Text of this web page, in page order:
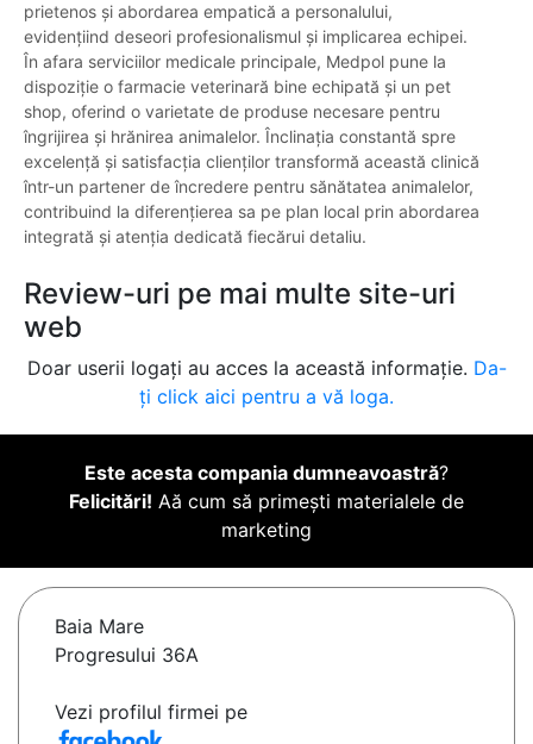
prietenos și abordarea empatică a personalului,
evidențiind deseori profesionalismul și implicarea echipei.
În afara serviciilor medicale principale, Medpol pune la
dispoziție o farmacie veterinară bine echipată și un pet
shop, oferind o varietate de produse necesare pentru
îngrijirea și hrănirea animalelor. Înclinația constantă spre
excelență și satisfacția clienților transformă această clinică
într-un partener de încredere pentru sănătatea animalelor,
contribuind la diferențierea sa pe plan local prin abordarea
integrată și atenția dedicată fiecărui detaliu.
Review-uri pe mai multe site-uri
web
Doar userii logați au acces la această informație. Da-
ți click aici pentru a vă loga.
Este acesta compania dumneavoastră?
Felicitări! Aă cum să primești materialele de
marketing
Baia Mare
Progresului 36A
Vezi profilul firmei pe